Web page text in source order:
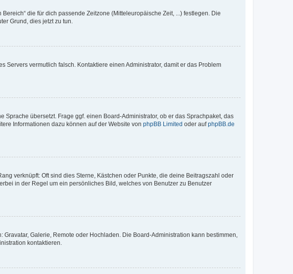
die für dich passende Zeitzone (Mitteleuropäische Zeit, ...) festlegen. Die
Grund, dies jetzt zu tun.
Servers vermutlich falsch. Kontaktiere einen Administrator, damit er das Problem
übersetzt. Frage ggf. einen Board-Administrator, ob er das Sprachpaket, das
Informationen dazu können auf der Website von phpBB Limited oder aufphpBB.de
verknüpft: Oft sind dies Sterne, Kästchen oder Punkte, die deine Beitragszahl oder
in der Regel um ein persönliches Bild, welches von Benutzer zu Benutzer
Galerie, Remote oder Hochladen. Die Board-Administration kann bestimmen,
kontaktieren.